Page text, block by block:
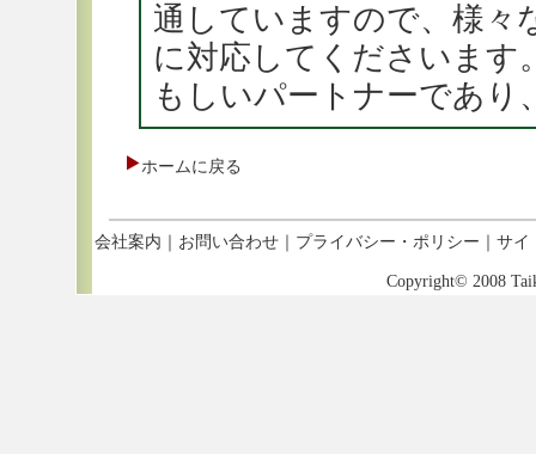
通していますので、様々
に対応してくださいます
もしいパートナーであり
ホームに戻る
会社案内 お問い合わせ プライバシー・ポリシー サイ
Copyright© 2008